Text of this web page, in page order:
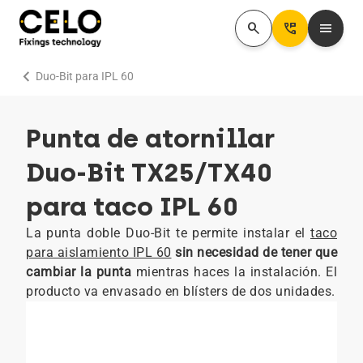
search Perm_Phone_Msg menu
Duo-Bit para IPL 60
chevron_right
Punta de atornillar
Duo-Bit TX25/TX40
para taco IPL 60
La punta doble Duo-Bit te permite instalar el taco
para aislamiento IPL 60 sin necesidad de tener que
cambiar la punta mientras haces la instalación. El
producto va envasado en blísters de dos unidades.